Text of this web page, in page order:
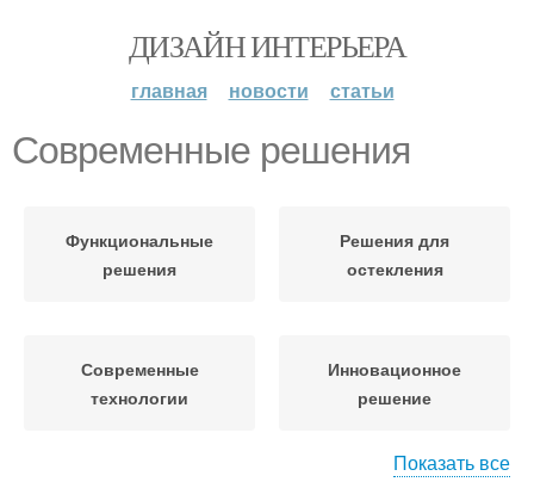
ДИЗАЙН ИНТЕРЬЕРА
главная новости статьи
Современные решения
Функциональные
решения
Решения для
остекления
Современные
технологии
Инновационное
решение
Показать все